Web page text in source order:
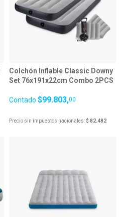
Colchón Inflable Classic Downy
Set 76x191x22cm Combo 2PCS
Contado $99.803,00
Precio sin impuestos nacionales: $ 82.482